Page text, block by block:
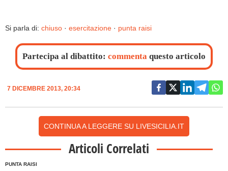
Si parla di: chiuso · esercitazione · punta raisi
Partecipa al dibattito: commenta questo articolo
7 DICEMBRE 2013, 20:34
CONTINUA A LEGGERE SU LIVESICILIA.IT
Articoli Correlati
PUNTA RAISI